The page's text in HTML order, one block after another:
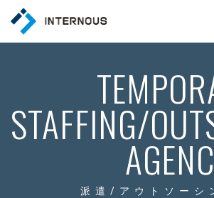
STAFFING/
派遣/アウトソーシ
COMPANY 会社情報